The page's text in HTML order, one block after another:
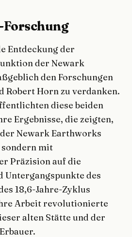
Entdeckung der
der Newark
den Forschungen
Robert Horn zu verdanken.
diese beiden
Ergebnisse, die zeigten,
Newark Earthworks
mit
Präzision auf die
Untergangspunkte des
18,6-Jahre-Zyklus
Arbeit revolutionierte
alten Stätte und der